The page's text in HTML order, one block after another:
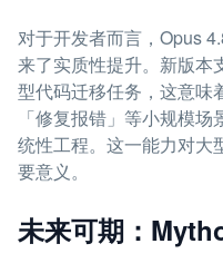
对于开发者而言，Opus
来了实质性提升。新版本
型代码迁移任务，这意味
「修复报错」等小规模
统性工程。这一能力对大
要意义。
未来可期：